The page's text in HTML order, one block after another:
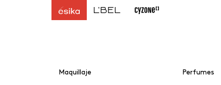
Maquillaje Perfumes